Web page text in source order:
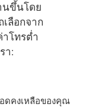
นขึ้นโดย
ลือกจาก
โทรต่ำ
า:
อดคงเหลือของคุณ